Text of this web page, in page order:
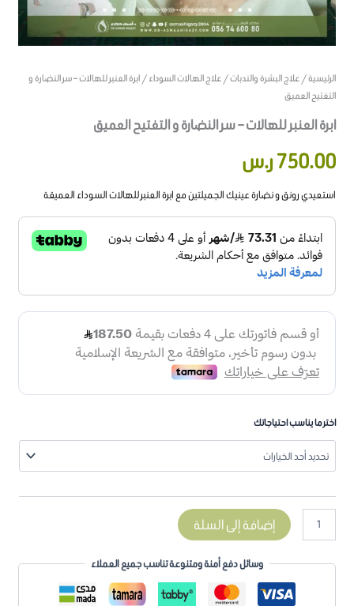
الرئيسية/علاج البشرة والندبات/علاج الهالات السوداء/ ابرة العنبر للهالات – سر النضارة و
التفتيح العميق
ابرة العنبر للهالات – سر النضارة و التفتيح العميق
750.00ر.س
استعيدي رونق و نضارة عينيك الجميلتين مع ابرة العنبر للهالات السوداء العميقة
اختر ما يناسب احتياجاتك
إضافة إلى السلة
وسائل دفع أمنة ومتنوعة تناسب جميع العملاء